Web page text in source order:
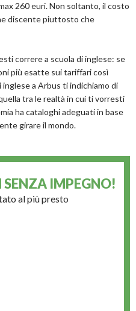
260 euri. Non soltanto, il costo
discente piuttosto che
correre a scuola di inglese: se
più esatte sui tariffari così
a Arbus ti indichiamo di
tra le realtà in cui ti vorresti
ha cataloghi adeguati in base
girare il mondo.
SENZA IMPEGNO!
al più presto